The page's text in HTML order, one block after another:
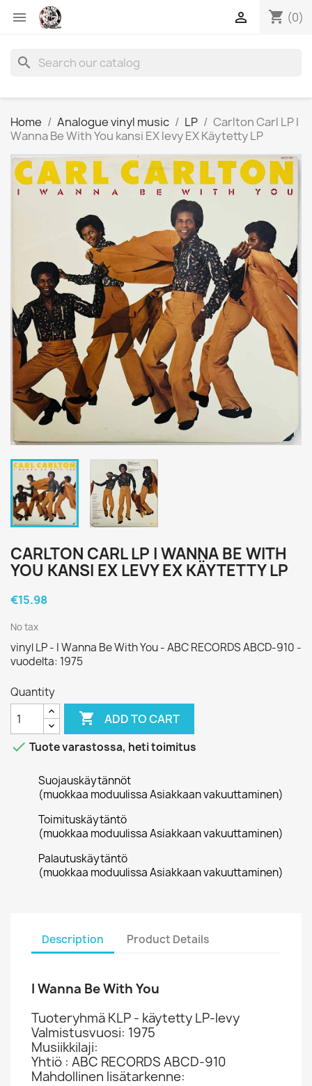
 shopping_cart (0)

search
Home Analogue vinyl music LP
Carlton Carl LP I
Wanna Be With You kansi EX levy EX Käytetty LP
CARLTON CARL LP I WANNA BE WITH
YOU KANSI EX LEVY EX KÄYTETTY LP
€15.98
No tax
vinyl LP - I Wanna Be With You - ABC RECORDS ABCD-910 -
vuodelta: 1975
Quantity
 ADD TO CART
 Tuote varastossa, heti toimitus
Suojauskäytännöt
(muokkaa moduulissa Asiakkaan vakuuttaminen)
Toimituskäytäntö
(muokkaa moduulissa Asiakkaan vakuuttaminen)
Palautuskäytäntö
(muokkaa moduulissa Asiakkaan vakuuttaminen)
Description Product Details
I Wanna Be With You
Tuoteryhmä KLP - käytetty LP-levy
Valmistusvuosi: 1975
Musiikkilaji:
Yhtiö : ABC RECORDS ABCD-910
Mahdollinen lisätarkenne: